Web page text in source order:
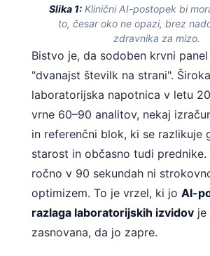
Slika 1:Klinični AI-postopek bi
to, česar oko ne opazi, brez
zdravnika za mizo.
Bistvo je, da sodoben krvni
"dvanajst številk na strani". Široka
laboratorijska napotnica v letu
vrne 60–90 analitov, nekaj
in referenčni blok, ki se razlikuje
starost in občasno tudi prednike.
ročno v 90 sekundah ni
optimizem. To je vrzel, ki jo AI-
razlaga laboratorijskih izvidov je
zasnovana, da jo zapre.